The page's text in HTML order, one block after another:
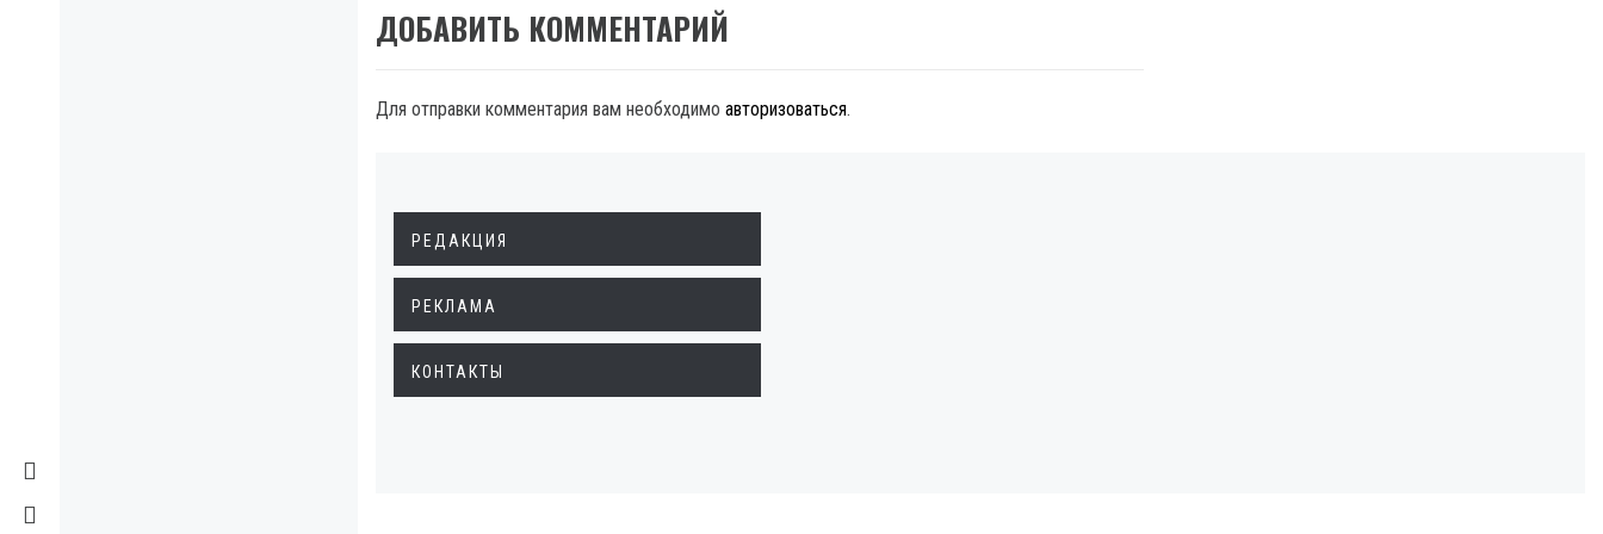
ДОБАВИТЬ КОММЕНТАРИЙ
Для отправки комментария вам необходимо авторизоваться.
РЕДАКЦИЯ
РЕКЛАМА
КОНТАКТЫ